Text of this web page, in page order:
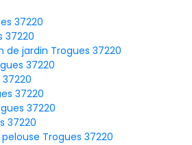
37220
37220
jardin Trogues 37220
37220
37220
37220
37220
Trogues 37220